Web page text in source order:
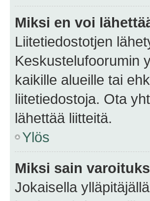
Miksi en voi
Liitetiedostotjen
Keskustelufoorumin
kaikille alueille tai
liitetiedostoja. Ota
lähettää liitteitä.
Ylös
Miksi sain
Jokaisella